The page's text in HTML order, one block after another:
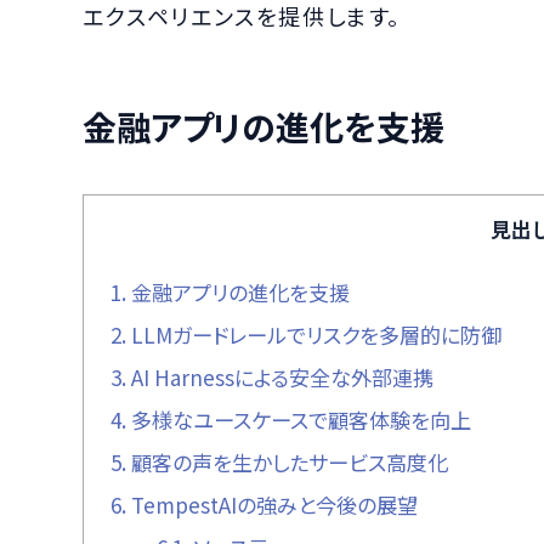
エクスペリエンスを提供します。
金融アプリの進化を支援
見出
1. 金融アプリの進化を支援
2. LLMガードレールでリスクを多層的に防御
3. AI Harnessによる安全な外部連携
4. 多様なユースケースで顧客体験を向上
5. 顧客の声を生かしたサービス高度化
6. TempestAIの強みと今後の展望